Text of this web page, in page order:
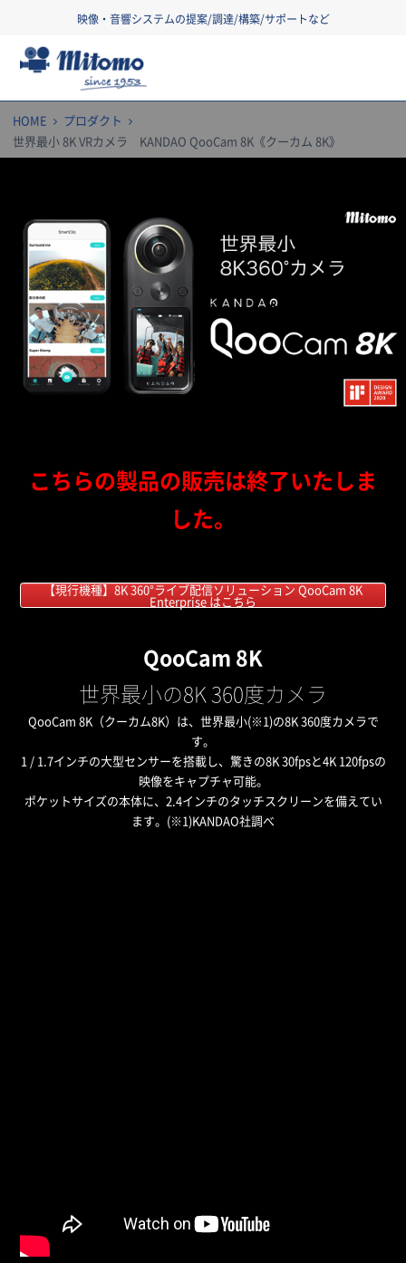
映像・音響システムの提案/調達/構築/サポートなど
HOME
プロダクト
世界最小 8K VRカメラ KANDAO QooCam 8K《クーカム 8K》
こちらの製品の販売は終了いたしま
した。
【現行機種】8K 360°ライブ配信ソリューション QooCam 8K
Enterprise はこちら
QooCam 8K
世界最小の8K 360度カメラ
QooCam 8K（クーカム8K）は、世界最小(※1)の8K 360度カメラで
す。
1 / 1.7インチの大型センサーを搭載し、驚きの8K 30fpsと4K 120fpsの
映像をキャプチャ可能。
ポケットサイズの本体に、2.4インチのタッチスクリーンを備えてい
ます。(※1)KANDAO社調べ